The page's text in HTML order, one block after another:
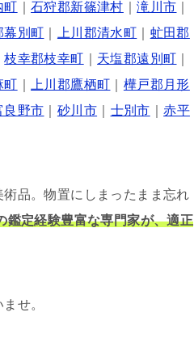
町 ｜石狩郡新篠津村 ｜滝川市
幕別町 上川郡清水町
虻田郡
枝幸郡枝幸町 天塩郡遠別町
町 上川郡鷹栖町
樺戸郡月形
良野市 砂川市 士別市 ｜赤平
品。物置にしまったまま忘れ
鑑定経験豊富な専門家が、適正
せ。